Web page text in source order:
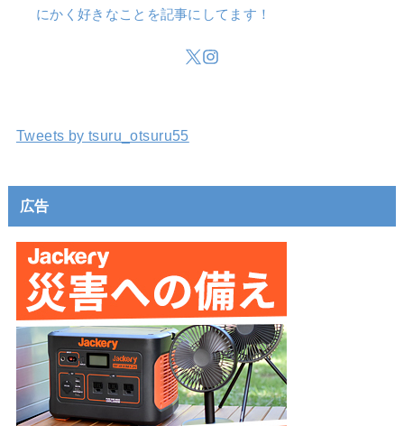
にかく好きなことを記事にしてます！
Tweets by tsuru_otsuru55
広告